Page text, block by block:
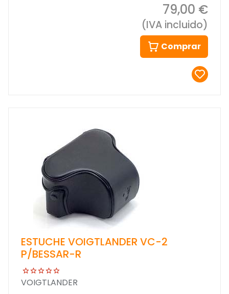
79,00 €
(IVA incluido)
Comprar
ESTUCHE VOIGTLANDER VC-2
P/BESSAR-R
VOIGTLANDER